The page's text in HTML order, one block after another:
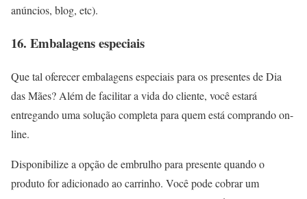
anúncios, blog, etc).
16. Embalagens especiais
Que tal oferecer embalagens especiais para os presentes de Dia
das Mães? Além de facilitar a vida do cliente, você estará
entregando uma solução completa para quem está comprando on-
line.
Disponibilize a opção de embrulho para presente quando o
produto for adicionado ao carrinho. Você pode cobrar um